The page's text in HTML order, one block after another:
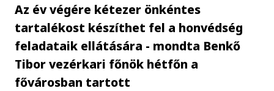
Az év végére kétezer önkéntes
tartalékost készíthet fel a honvédség
feladataik ellátására - mondta Benkő
Tibor vezérkari főnök hétfőn a
fővárosban tartott